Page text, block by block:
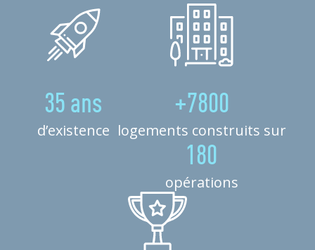
35 ans
d’existence
+7800
logements construits sur
180
opérations